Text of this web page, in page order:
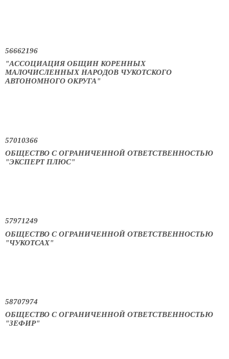
56662196
"АССОЦИАЦИЯ ОБЩИН КОРЕННЫХ
МАЛОЧИСЛЕННЫХ НАРОДОВ ЧУКОТСКОГО
АВТОНОМНОГО ОКРУГА"
57010366
ОБЩЕСТВО С ОГРАНИЧЕННОЙ ОТВЕТСТВЕННОСТЬЮ
"ЭКСПЕРТ ПЛЮС"
57971249
ОБЩЕСТВО С ОГРАНИЧЕННОЙ ОТВЕТСТВЕННОСТЬЮ
"ЧУКОТСАХ"
58707974
ОБЩЕСТВО С ОГРАНИЧЕННОЙ ОТВЕТСТВЕННОСТЬЮ
"ЗЕФИР"